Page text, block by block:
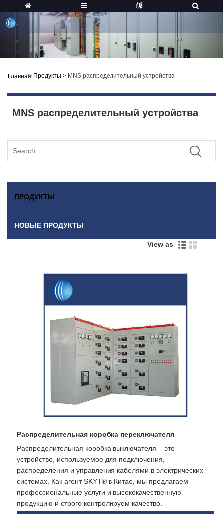
Главная
> Продукты > MNS распределительный устройства
MNS распределительный устройства
ПРОДУКТЫ
НОВЫЕ ПРОДУКТЫ
View as
Распределительная коробка переключателя
Распределительная коробка выключателя – это
устройство, используемое для подключения,
распределения и управления кабелями в электрических
системах. Как агент SKYT® в Китае, мы предлагаем
профессиональные услуги и высококачественную
продукцию и строго контролируем качество.